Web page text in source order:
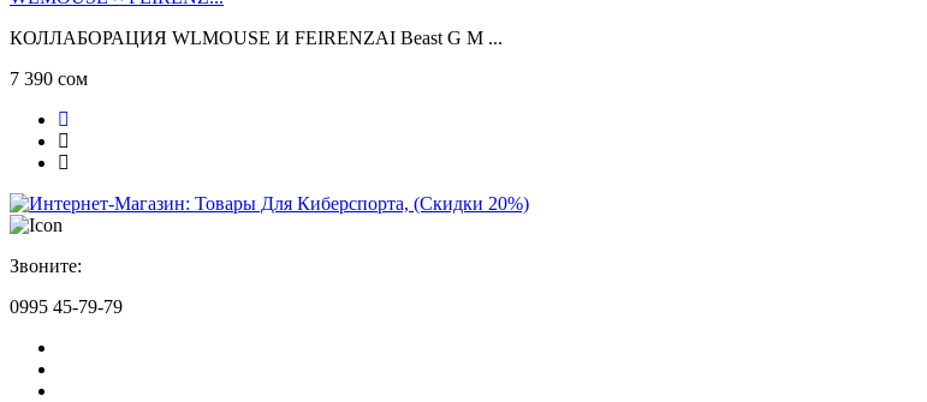
КОЛЛАБОРАЦИЯ WLMOUSE И FEIRENZAI Beast G M ...
7 390 сом
Звоните:
0995 45-79-79